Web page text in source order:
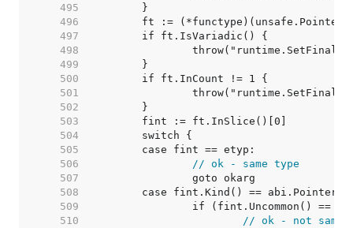
   495
   496
   497
   498
   499
   500
   501
   502
   503
   504
   505
   506
// ok - same type
   507
   508
   509
   510
// ok - not same